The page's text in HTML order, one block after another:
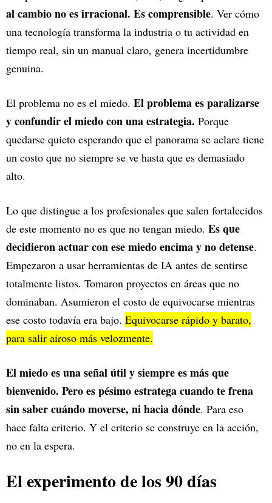
al cambio no es irracional. Es comprensible. Ver cómo
una tecnología transforma la industria o tu actividad en
tiempo real, sin un manual claro, genera incertidumbre
genuina.
El problema no es el miedo. El problema es paralizarse
y confundir el miedo con una estrategia. Porque
quedarse quieto esperando que el panorama se aclare tiene
un costo que no siempre se ve hasta que es demasiado
alto.
Lo que distingue a los profesionales que salen fortalecidos
de este momento no es que no tengan miedo. Es que
decidieron actuar con ese miedo encima y no detense.
Empezaron a usar herramientas de IA antes de sentirse
totalmente listos. Tomaron proyectos en áreas que no
dominaban. Asumieron el costo de equivocarse mientras
ese costo todavía era bajo. Equivocarse rápido y barato,
para salir airoso más velozmente.
El miedo es una señal útil y siempre es más que
bienvenido. Pero es pésimo estratega cuando te frena
sinsaber cuándo moverse, ni hacia dónde. Para eso
hace falta criterio. Y el criterio se construye en la acción,
no en la espera.
El experimento de los 90 días